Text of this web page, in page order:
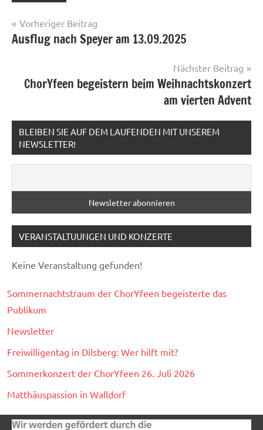
Beitragsnavigation
Vorheriger Beitrag
Ausflug nach Speyer am 13.09.2025
Nächster Beitrag
ChorYfeen begeistern beim Weihnachtskonzert
am vierten Advent
BLEIBEN SIE AUF DEM LAUFENDEN MIT UNSEREM
NEWSLETTER!
VERANSTALTUUNGEN UND KONZERTE
Keine Veranstaltung gefunden!
Sommernachtstraum der ChorYfeen begeisterte das
Publikum
Newsletter
Freiwilligentag in Dilsberg: Wer hilft mit?
Sommerkonzert der ChorYfeen 26. Juli 2026
Matthäuspassion in Walldorf